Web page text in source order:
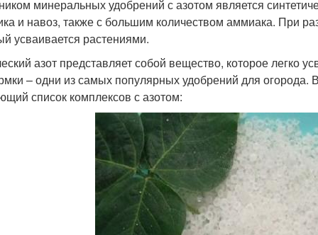
минеральных удобрений с азотом является
и навоз, также с большим количеством аммиака. При
усваивается растениями.
азот представляет собой вещество, которое легко
– одни из самых популярных удобрений для огорода.
список комплексов с азотом: